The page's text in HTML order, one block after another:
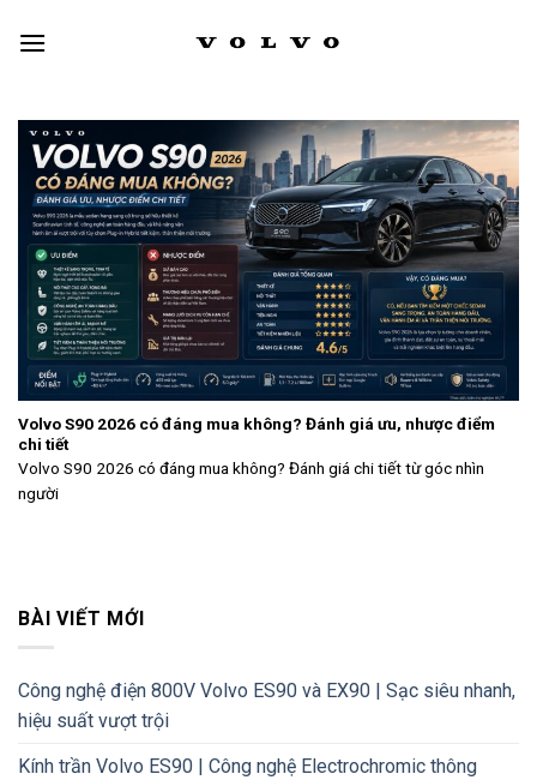
Volvo S90 2026 có đáng mua không? Đánh giá ưu, nhược điểm
chi tiết
Volvo S90 2026 có đáng mua không? Đánh giá chi tiết từ góc nhìn
người
BÀI VIẾT MỚI
Công nghệ điện 800V Volvo ES90 và EX90 | Sạc siêu nhanh,
hiệu suất vượt trội
Kính trần Volvo ES90 | Công nghệ Electrochromic thông